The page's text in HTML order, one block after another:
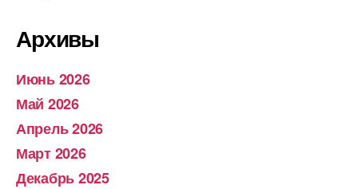
Архивы
Июнь 2026
Май 2026
Апрель 2026
Март 2026
Декабрь 2025